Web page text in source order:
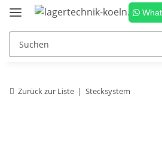
Zurück zur Liste Stecksystem